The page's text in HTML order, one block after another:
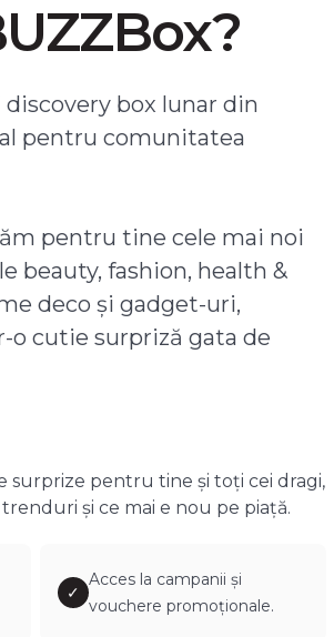
box lunar din
pentru comunitatea
pentru tine cele mai noi
beauty, fashion, health &
deco și gadget-uri,
o cutie surpriză gata de
surprize pentru tine și toți cei dragi,
și ce mai e nou pe piață.
✓
Acces la campanii și
vouchere promoționale.